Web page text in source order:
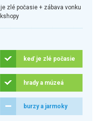
zlé počasie + zábava vonku
keď je zlé počasie
hrady a múzeá
burzy a jarmoky